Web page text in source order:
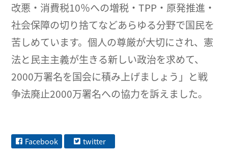
改悪・消費税10％への増税・TPP・原発推進・
社会保障の切り捨てなどあらゆる分野で国民を
苦しめています。個人の尊厳が大切にされ、憲
法と民主主義が生きる新しい政治を求めて、
2000万署名を国会に積み上げましょう」と戦
争法廃止2000万署名への協力を訴えました。
Facebook twitter